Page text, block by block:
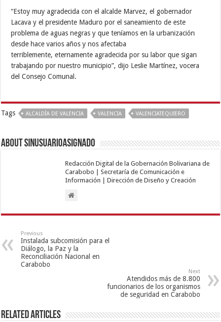
“Estoy muy agradecida con el alcalde Marvez, el gobernador
Lacava y el presidente Maduro por el saneamiento de este
problema de aguas negras y que teníamos en la urbanización
desde hace varios años y nos afectaba
terriblemente, eternamente agradecida por su labor que sigan
trabajando por nuestro municipio”, dijo Leslie Martínez, vocera
del Consejo Comunal.
Tags ALCALDÍA DE VALENCIA VALENCIA VALENCIATEQUIERO
About sinusuarioasignado
Redacción Digital de la Gobernación Bolivariana de
Carabobo | Secretaría de Comunicación e
Información | Dirección de Diseño y Creación
Previous
Instalada subcomisión para el
Diálogo, la Paz y la
Reconciliación Nacional en
Carabobo
Next
Atendidos más de 8.800
funcionarios de los organismos
de seguridad en Carabobo
Related Articles